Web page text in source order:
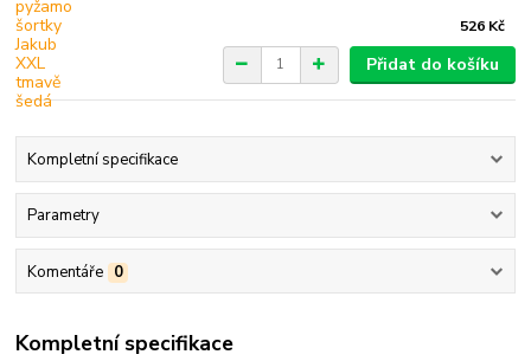
526 Kč
Přidat do košíku
Kompletní specifikace
Parametry
Komentáře 0
Kompletní specifikace